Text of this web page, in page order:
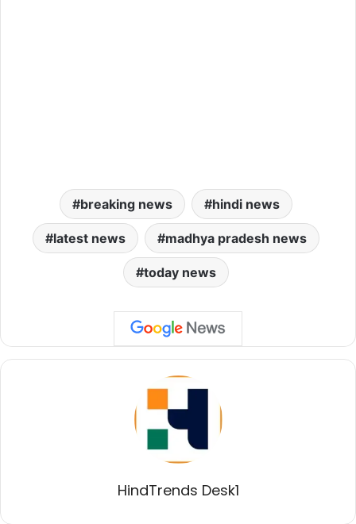
breaking news hindi news
latest news madhya pradesh news
today news
HindTrends Desk1